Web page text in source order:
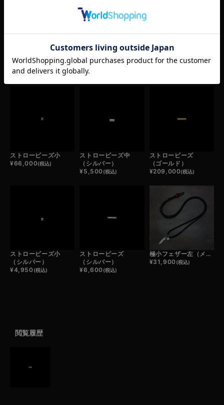
¥6,600
RECOMMEND ITEM
ストロービーズ小
¥66,000(税込)
ストロービーズ中
（シルバー）
¥5,500(税込)
ストロービーズ
（ゴールド）
¥209,000(税込)
ストロービーズ小
（シルバー）
¥4,950(税込)
ストロービーズ
（シルバー）
¥6,600(税込)
極小フェザー左（メタル）×極小メタルチャーム×鹿革紐×アンティークビーズ/ネックレスカスタム
¥31,900(税込)
閲覧履歴